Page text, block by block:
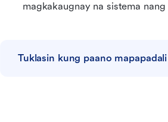
magkakaugnay na sistema
Tuklasin kung paano